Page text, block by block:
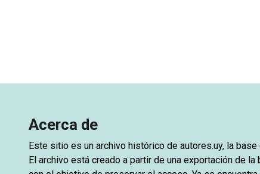
Acerca de
Este sitio es un archivo histórico de autores.uy, la base
El archivo está creado a partir de una exportación de